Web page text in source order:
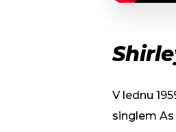
V lednu
singlem